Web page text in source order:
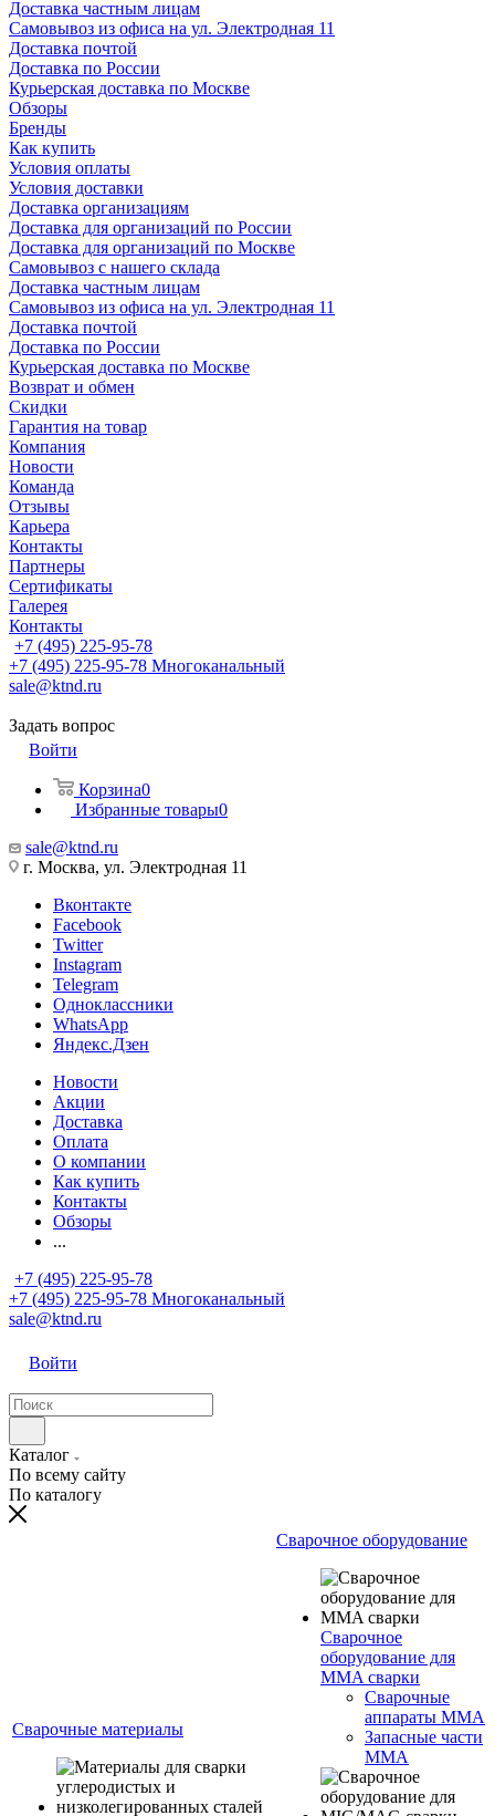
Доставка частным лицам
Самовывоз из офиса на ул. Электродная 11
Доставка почтой
Доставка по России
Курьерская доставка по Москве
Обзоры
Бренды
Как купить
Условия оплаты
Условия доставки
Доставка организациям
Доставка для организаций по России
Доставка для организаций по Москве
Самовывоз с нашего склада
Доставка частным лицам
Самовывоз из офиса на ул. Электродная 11
Доставка почтой
Доставка по России
Курьерская доставка по Москве
Возврат и обмен
Скидки
Гарантия на товар
Компания
Новости
Команда
Отзывы
Карьера
Контакты
Партнеры
Сертификаты
Галерея
Контакты
+7 (495) 225-95-78
+7 (495) 225-95-78 Многоканальный
sale@ktnd.ru
Задать вопрос
Войти
Корзина0
Избранные товары0
sale@ktnd.ru
г. Москва, ул. Электродная 11
Вконтакте
Facebook
Twitter
Instagram
Telegram
Одноклассники
WhatsApp
Яндекс.Дзен
Новости
Акции
Доставка
Оплата
О компании
Как купить
Контакты
Обзоры
...
+7 (495) 225-95-78
+7 (495) 225-95-78 Многоканальный
sale@ktnd.ru
Войти
Каталог
По всему сайту
По каталогу
Сварочные материалы
Сварочное оборудование
Сварочное
оборудование для
MMA сварки
Сварочные
аппараты MMA
Запасные части
MMA